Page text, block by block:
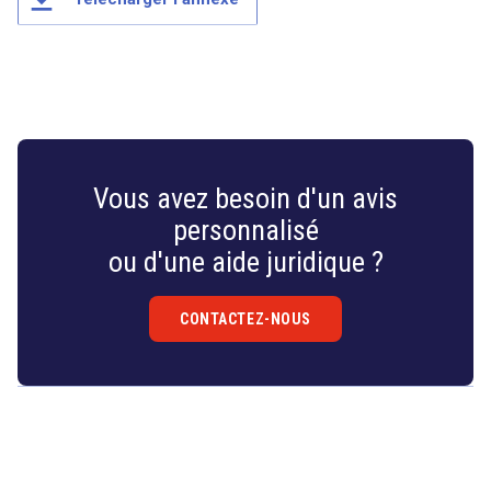
juriste, la confidentialité des avis et les évolutions
attendues du métier.
Vous avez besoin d'un avis
personnalisé
ou d'une aide juridique ?
CONTACTEZ-NOUS